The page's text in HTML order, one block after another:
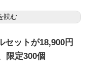
読む
セットが18,900円
限定300個